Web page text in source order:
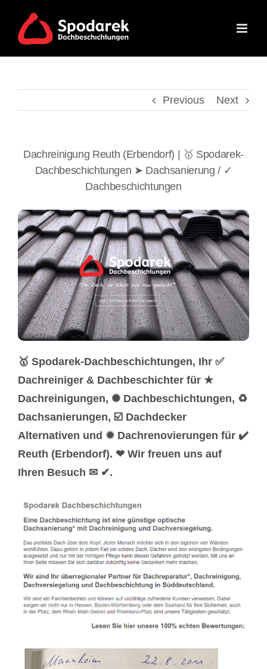
content
Previous Next
Dachreinigung Reuth (Erbendorf) | 🥇 Spodarek-
Dachbeschichtungen ➤ Dachsanierung / ✓
Dachbeschichtungen
🥇 Spodarek-Dachbeschichtungen, Ihr ✅
Dachreiniger & Dachbeschichter für ★
Dachreinigungen, ✺ Dachbeschichtungen, ♻
Dachsanierungen, ☑️ Dachdecker
Alternativen und ✹ Dachrenovierungen für ✔️
Reuth (Erbendorf). ❤ Wir freuen uns auf
Ihren Besuch ✉ ✔.